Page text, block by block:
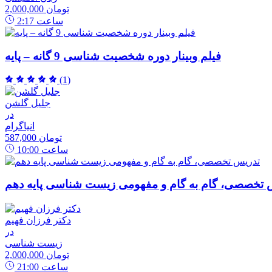
2,000,000 تومان
2:17 ساعت
فیلم وبینار دوره شخصیت شناسی 9 گانه – پایه
(1)
جلیل گلشن
در
انیاگرام
587,000 تومان
10:00 ساعت
تخصصی، گام به گام و مفهومی زیست شناسی پایه دهم
دکتر فرزان فهیم
در
زیست شناسی
2,000,000 تومان
21:00 ساعت